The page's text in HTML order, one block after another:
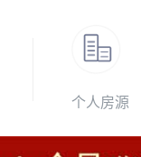
个人房源